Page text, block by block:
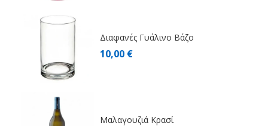
Διαφανές Γυάλινο Βάζο
10,00 €
Μαλαγουζιά Κρασί